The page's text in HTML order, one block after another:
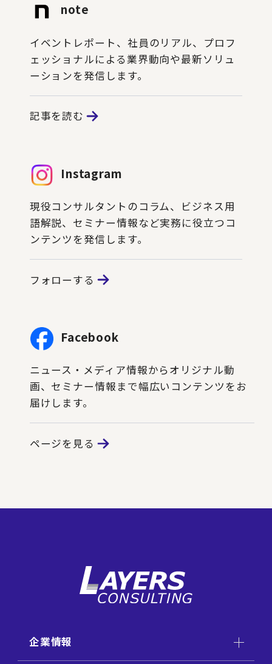
note
イベントレポート、社員のリアル、プロフ
ェッショナルによる業界動向や最新ソリュ
ーションを発信します。
記事を読む
Instagram
現役コンサルタントのコラム、ビジネス用
語解説、セミナー情報など実務に役立つコ
ンテンツを発信します。
フォローする
Facebook
ニュース・メディア情報からオリジナル動
画、セミナー情報まで幅広いコンテンツをお
届けします。
ページを見る
企業情報